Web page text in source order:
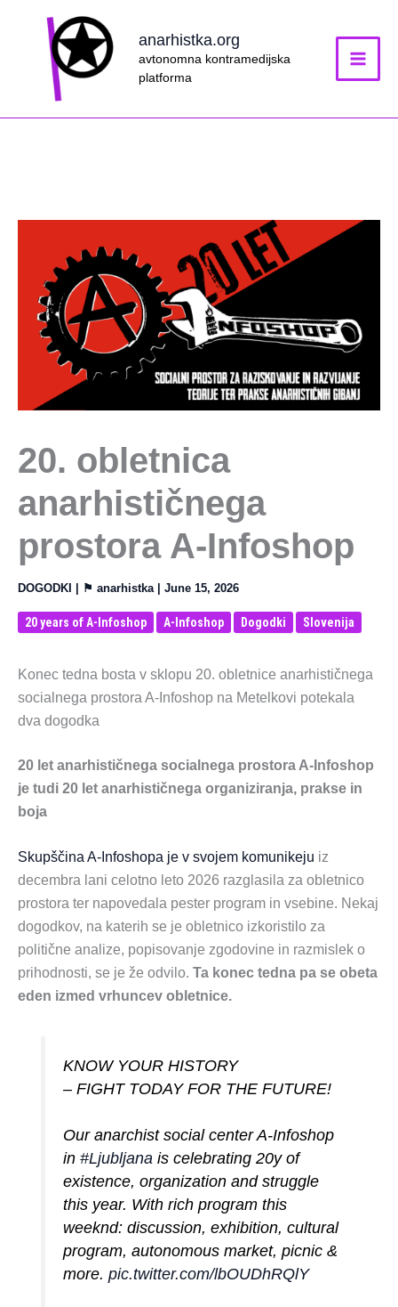
anarhistka.org
avtonomna kontramedijska
platforma
20. obletnica
anarhističnega
prostora A-Infoshop
DOGODKI | ⚑ anarhistka | June 15, 2026
20 years of A-Infoshop A-Infoshop Dogodki Slovenija
Konec tedna bosta v sklopu 20. obletnice anarhističnega
socialnega prostora A-Infoshop na Metelkovi potekala
dva dogodka
20 let anarhističnega socialnega prostora A-Infoshop
je tudi 20 let anarhističnega organiziranja, prakse in
boja
Skupščina A-Infoshopa je v svojem komunikeju iz
decembra lani celotno leto 2026 razglasila za obletnico
prostora ter napovedala pester program in vsebine. Nekaj
dogodkov, na katerih se je obletnico izkoristilo za
politične analize, popisovanje zgodovine in razmislek o
prihodnosti, se je že odvilo. Ta konec tedna pa se obeta
eden izmed vrhuncev obletnice.
KNOW YOUR HISTORY
– FIGHT TODAY FOR THE FUTURE!
Our anarchist social center A-Infoshop
in#Ljubljana is celebrating 20y of
existence, organization and struggle
this year. With rich program this
weeknd: discussion, exhibition, cultural
program, autonomous market, picnic &
more.pic.twitter.com/lbOUDhRQlY